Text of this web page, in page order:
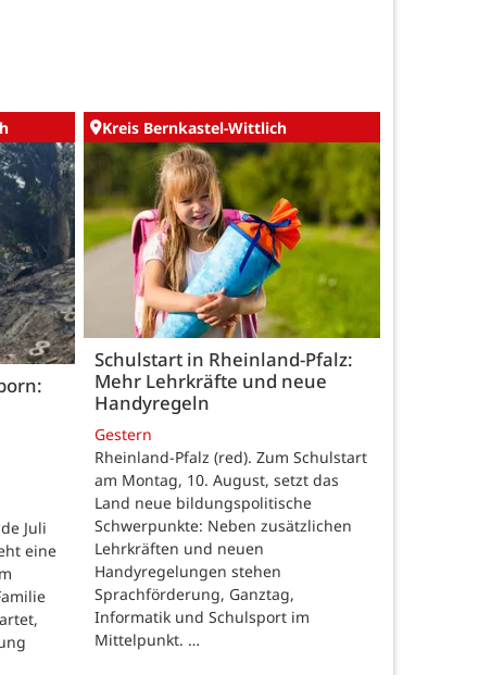
Juli
eine
Kreis Bernkastel-Wittlich
Schulstart in Rheinland-Pfalz:
Mehr Lehrkräfte und neue
Handyregeln
Gestern
Rheinland-Pfalz (red). Zum Schulstart
am Montag, 10. August, setzt das
Land neue bildungspolitische
Schwerpunkte: Neben zusätzlichen
Lehrkräften und neuen
Handyregelungen stehen
Sprachförderung, Ganztag,
Informatik und Schulsport im
Mittelpunkt. …